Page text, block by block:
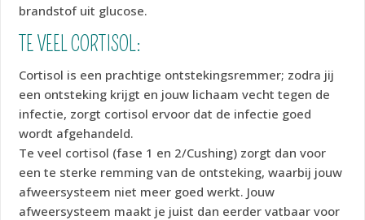
brandstof uit glucose.
TE VEEL CORTISOL:
Cortisol is een prachtige ontstekingsremmer; zodra jij
een ontsteking krijgt en jouw lichaam vecht tegen de
infectie, zorgt cortisol ervoor dat de infectie goed
wordt afgehandeld.
Te veel cortisol (fase 1 en 2/Cushing) zorgt dan voor
een te sterke remming van de ontsteking, waarbij jouw
afweersysteem niet meer goed werkt. Jouw
afweersysteem maakt je juist dan eerder vatbaar voor